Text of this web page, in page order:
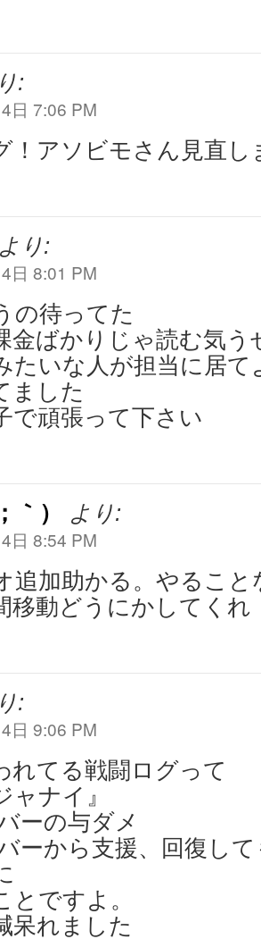
:
日 7:06 PM
！アソビモさん見直し
より:
日 8:01 PM
の待ってた
金ばかりじゃ読む気う
たいな人が担当に居て
ました
で頑張って下さい
｀） より:
日 8:54 PM
追加助かる。やるこ
移動どうにかしてくれ
:
日 9:06 PM
れてる戦闘ログって
ャナイ』
ーの与ダメ
ーから支援、回復し
とですよ。
呆れました